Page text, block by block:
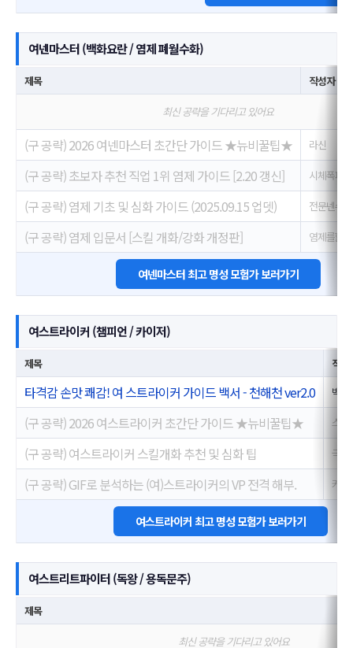
여넨마스터 (백화요란 / 염제 폐월수화)
제목 작성자
최신 공략을 기다리고 있어요
(구 공략) 2026 여넨마스터 초간단 가이드 ★뉴비꿀팁★ 라신
(구 공략) 초보자 추천 직업 1위 염제 가이드 [2.20 갱신] 시체폭파범
(구 공략) 염제 기초 및 심화 가이드 (2025.09.15 업뎃) 전문넨슈터
(구 공략) 염제 입문서 [스킬 개화/강화 개정판] 염제를핥자
여넨마스터 최고 명성 모험가 보러가기
여스트라이커 (챔피언 / 카이저)
제목 작성
타격감 손맛 쾌감! 여 스트라이커 가이드 백서 - 천해천 ver2.0 백랑
(구 공략) 2026 여스트라이커 초간단 가이드 ★뉴비꿀팁★ 스신
(구 공략) 여스트라이커 스킬개화 추천 및 심화 팁 극진
(구 공략) GIF로 분석하는 (여)스트라이커의 VP 전격 해부. 커피
여스트라이커 최고 명성 모험가 보러가기
여스트리트파이터 (독왕 / 용독문주)
제목
최신 공략을 기다리고 있어요